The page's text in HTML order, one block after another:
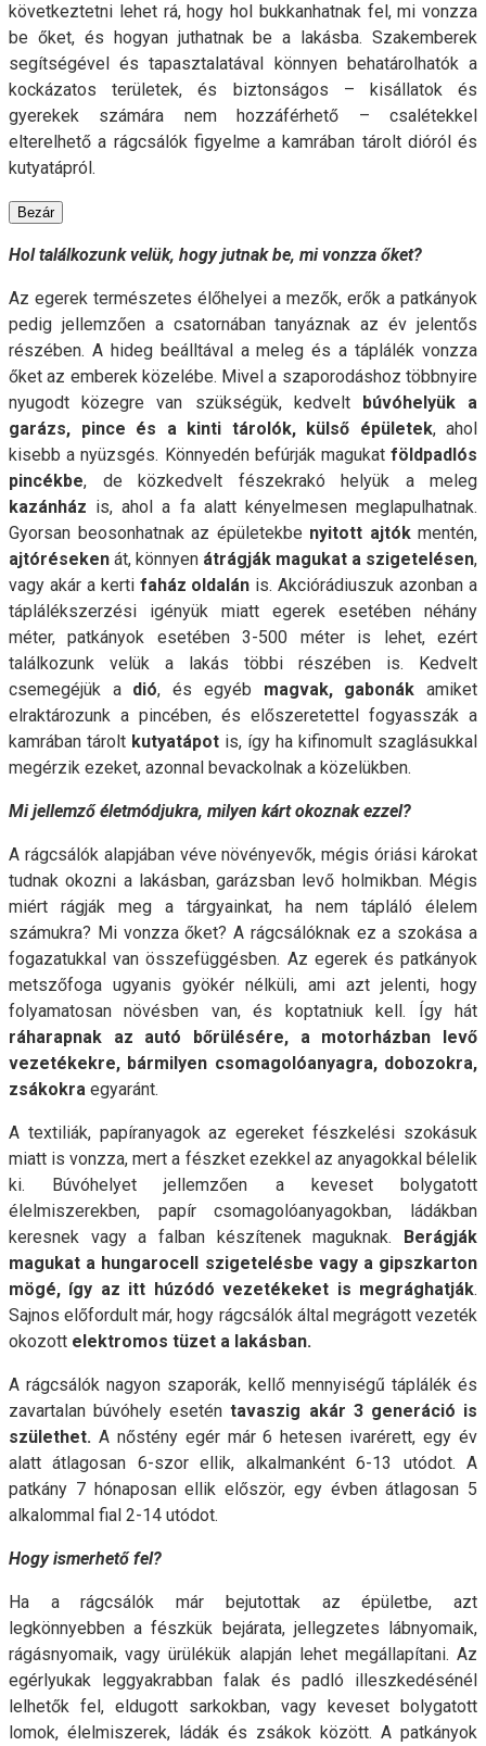
következtetni lehet rá, hogy hol bukkanhatnak fel, mi vonzza
be őket, és hogyan juthatnak be a lakásba. Szakemberek
segítségével és tapasztalatával könnyen behatárolhatók a
kockázatos területek, és biztonságos – kisállatok és
gyerekek számára nem hozzáférhető – csalétekkel
elterelhető a rágcsálók figyelme a kamrában tárolt dióról és
kutyatápról.
Bezár
Hol találkozunk velük, hogy jutnak be, mi vonzza őket?
Az egerek természetes élőhelyei a mezők, erők a patkányok
pedig jellemzően a csatornában tanyáznak az év jelentős
részében. A hideg beálltával a meleg és a táplálék vonzza
őket az emberek közelébe. Mivel a szaporodáshoz többnyire
nyugodt közegre van szükségük, kedvelt búvóhelyük a
garázs, pince és a kinti tárolók, külső épületek, ahol
kisebb a nyüzsgés. Könnyedén befúrják magukat földpadlós
pincékbe, de közkedvelt fészekrakó helyük a meleg
kazánház is, ahol a fa alatt kényelmesen meglapulhatnak.
Gyorsan beosonhatnak az épületekbe nyitott ajtókmentén,
ajtóréseken át, könnyen átrágják magukat a szigetelésen,
vagy akár a kerti faház oldalán is. Akciórádiuszuk azonban a
táplálékszerzési igényük miatt egerek esetében néhány
méter, patkányok esetében 3-500 méter is lehet, ezért
találkozunk velük a lakás többi részében is. Kedvelt
csemegéjük a dió, és egyéb magvak, gabonák amiket
elraktározunk a pincében, és előszeretettel fogyasszák a
kamrában tárolt kutyatápot is, így ha kifinomult szaglásukkal
megérzik ezeket, azonnal bevackolnak a közelükben.
Mi jellemző életmódjukra, milyen kárt okoznak ezzel?
A rágcsálók alapjában véve növényevők, mégis óriási károkat
tudnak okozni a lakásban, garázsban levő holmikban. Mégis
miért rágják meg a tárgyainkat, ha nem tápláló élelem
számukra? Mi vonzza őket? A rágcsálóknak ez a szokása a
fogazatukkal van összefüggésben. Az egerek és patkányok
metszőfoga ugyanis gyökér nélküli, ami azt jelenti, hogy
folyamatosan növésben van, és koptatniuk kell. Így hát
ráharapnak
az autó bőrülésére, a motorházban levő
vezetékekre, bármilyen csomagolóanyagra, dobozokra,
zsákokra egyaránt.
A textiliák, papíranyagok az egereket fészkelési szokásuk
miatt is vonzza, mert a fészket ezekkel az anyagokkal bélelik
ki. Búvóhelyet jellemzően a keveset bolygatott
élelmiszerekben, papír csomagolóanyagokban, ládákban
keresnek vagy a falban készítenek maguknak. Berágják
magukat a hungarocell szigetelésbe vagy a gipszkarton
mögé, így az itt húzódó vezetékeket is megrághatják.
Sajnos előfordult már, hogy rágcsálók által megrágott vezeték
okozott elektromos tüzet a lakásban.
A rágcsálók nagyon szaporák, kellő mennyiségű táplálék és
zavartalan búvóhely eseténtavaszig akár 3 generáció is
születhet. A nőstény egér már 6 hetesen ivarérett, egy év
alatt átlagosan 6-szor ellik, alkalmanként 6-13 utódot. A
patkány 7 hónaposan ellik először, egy évben átlagosan 5
alkalommal fial 2-14 utódot.
Hogy ismerhető fel?
Ha a rágcsálók már bejutottak az épületbe, azt
legkönnyebben a fészkük bejárata, jellegzetes lábnyomaik,
rágásnyomaik, vagy ürülékük alapján lehet megállapítani. Az
egérlyukak leggyakrabban falak és padló illeszkedésénél
lelhetők fel, eldugott sarkokban, vagy keveset bolygatott
lomok, élelmiszerek, ládák és zsákok között. A patkányok